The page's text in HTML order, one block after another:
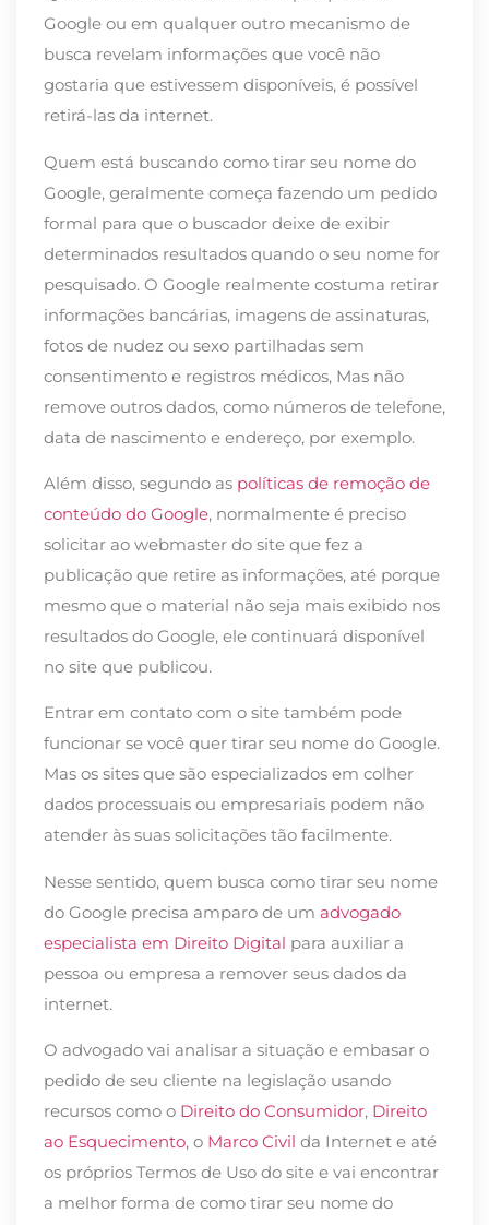
Google ou em qualquer outro mecanismo de
busca revelam informações que você não
gostaria que estivessem disponíveis, é possível
retirá-las da internet.
Quem está buscando como tirar seu nome do
Google, geralmente começa fazendo um pedido
formal para que o buscador deixe de exibir
determinados resultados quando o seu nome for
pesquisado. O Google realmente costuma retirar
informações bancárias, imagens de assinaturas,
fotos de nudez ou sexo partilhadas sem
consentimento e registros médicos, Mas não
remove outros dados, como números de telefone,
data de nascimento e endereço, por exemplo.
Além disso, segundo as políticas de remoção de
conteúdo do Google, normalmente é preciso
solicitar ao webmaster do site que fez a
publicação que retire as informações, até porque
mesmo que o material não seja mais exibido nos
resultados do Google, ele continuará disponível
no site que publicou.
Entrar em contato com o site também pode
funcionar se você quer tirar seu nome do Google.
Mas os sites que são especializados em colher
dados processuais ou empresariais podem não
atender às suas solicitações tão facilmente.
Nesse sentido, quem busca como tirar seu nome
do Google precisa amparo de um advogado
especialista em Direito Digital para auxiliar a
pessoa ou empresa a remover seus dados da
internet.
O advogado vai analisar a situação e embasar o
pedido de seu cliente na legislação usando
recursos como o Direito do Consumidor, Direito
ao Esquecimento, o Marco Civil da Internet e até
os próprios Termos de Uso do site e vai encontrar
a melhor forma de como tirar seu nome do